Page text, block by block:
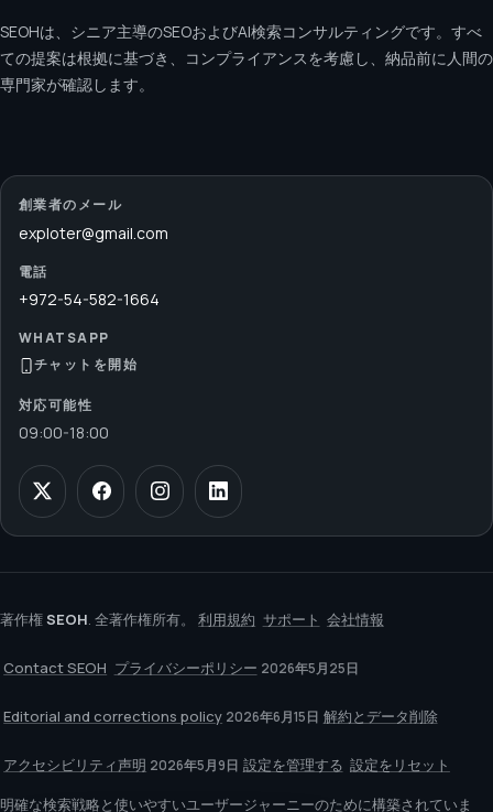
SEOHは、シニア主導のSEOおよびAI検索コンサルティングです。すべ
ての提案は根拠に基づき、コンプライアンスを考慮し、納品前に人間の
専門家が確認します。
創業者のメール
exploter@gmail.com
電話
+972-54-582-1664
WHATSAPP
チャットを開始
対応可能性
09:00-18:00
著作権SEOH. 全著作権所有。 利用規約 サポート 会社情報
Contact SEOH プライバシーポリシー 2026年5月25日
Editorial and corrections policy 2026年6月15日 解約とデータ削除
アクセシビリティ声明 2026年5月9日 設定を管理する 設定をリセット
明確な検索戦略と使いやすいユーザージャーニーのために構築されていま